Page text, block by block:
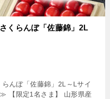
くらんぼ「佐藤錦」2L
らんぼ「佐藤錦」2L～Lサイ
【限定1名さま】 山形県産